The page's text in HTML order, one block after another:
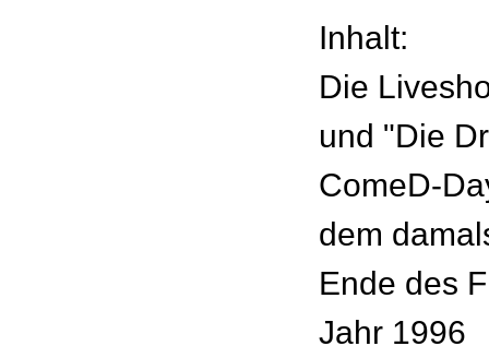
Inhalt:
Die
und "Die
ComeD-
dem
Ende des
Jahr 1996